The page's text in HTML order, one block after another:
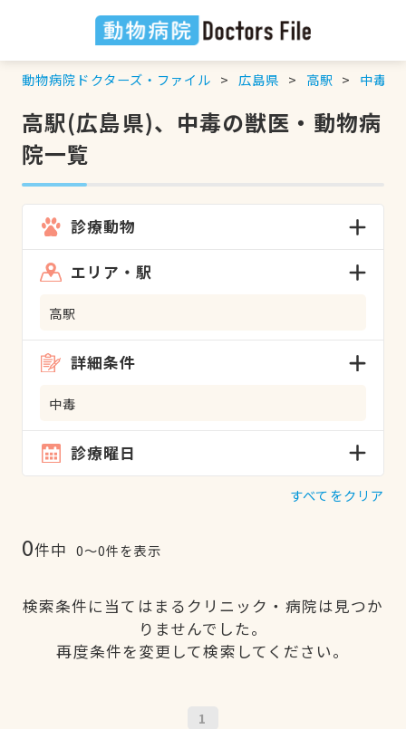
動物病院ドクターズ・ファイル 広島県 高駅 中毒
高駅(広島県)、中毒の獣医・動物病
院一覧
診療動物
エリア・駅
高駅
詳細条件
中毒
診療曜日
すべてをクリア
0件中 0〜0件を表示
検索条件に当てはまるクリニック・病院は見つか
りませんでした。
再度条件を変更して検索してください。
1